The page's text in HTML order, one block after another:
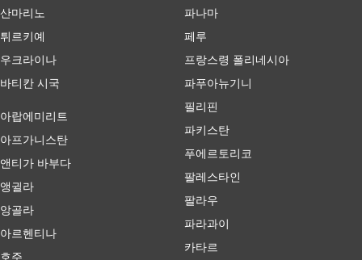
산마리노
튀르키예
우크라이나
바티칸 시국
아랍에미리트
아프가니스탄
앤티가 바부다
앵귈라
앙골라
아르헨티나
호주
파나마
페루
프랑스령 폴리네시아
파푸아뉴기니
필리핀
파키스탄
푸에르토리코
팔레스타인
팔라우
파라과이
카타르